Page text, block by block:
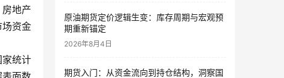
地产
资金
统计
原油期货定价逻辑生变：库存周期与宏观预
期重新锚定
2026年8月4日
期货入门：从资金流向到持仓结构，洞察国